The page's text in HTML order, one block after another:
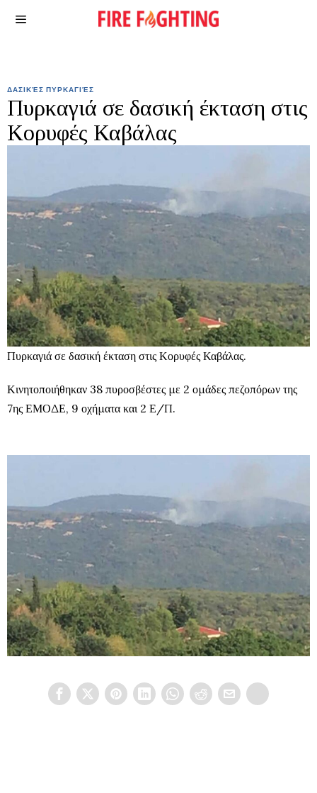
ΔΑΣΙΚΈΣ ΠΥΡΚΑΓΙΈΣ
Πυρκαγιά σε δασική έκταση στις
Κορυφές Καβάλας
Πυρκαγιά σε δασική έκταση στις Κορυφές Καβάλας.
Κινητοποιήθηκαν 38 πυροσβέστες με 2 ομάδες πεζοπόρων της
7ης ΕΜΟΔΕ, 9 οχήματα και 2 Ε/Π.